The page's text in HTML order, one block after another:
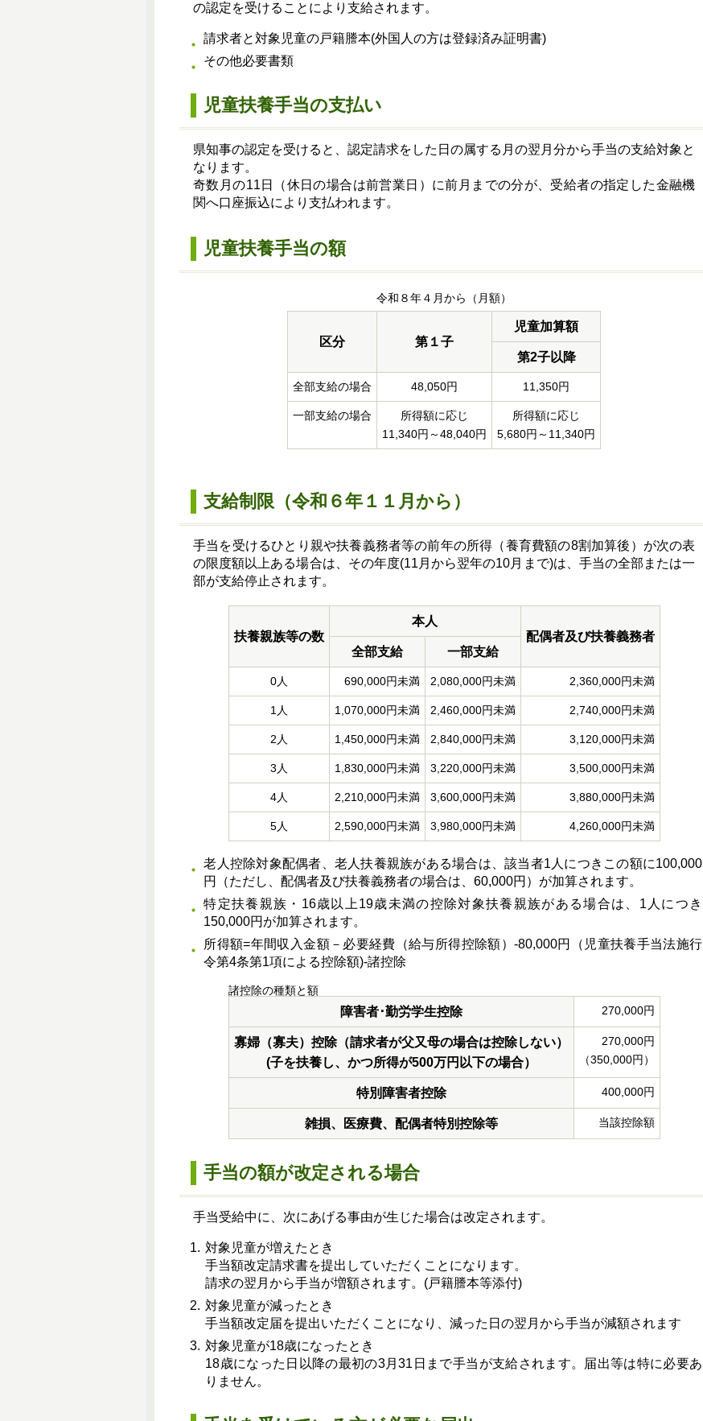
の認定を受けることにより支給されます。
請求者と対象児童の戸籍謄本(外国人の方は登録済み証明書)
その他必要書類
児童扶養手当の支払い
県知事の認定を受けると、認定請求をした日の属する月の翌月分から手当の支給対象と
なります。
奇数月の11日（休日の場合は前営業日）に前月までの分が、受給者の指定した金融機
関へ口座振込により支払われます。
児童扶養手当の額
令和８年４月から（月額）
区分 第１子
児童加算額
第2子以降
全部支給の場合 48,050円 11,350円
一部支給の場合
所得額に応じ
11,340円～48,040円
所得額に応じ
5,680円～11,340円
支給制限（令和６年１１月から）
手当を受けるひとり親や扶養義務者等の前年の所得（養育費額の8割加算後）が次の表
の限度額以上ある場合は、その年度(11月から翌年の10月まで)は、手当の全部または一
部が支給停止されます。
扶養親族等の数
本人
配偶者及び扶養義務者
全部支給
一部支給
0人 690,000円未満 2,080,000円未満 2,360,000円未満
1人 1,070,000円未満 2,460,000円未満 2,740,000円未満
2人 1,450,000円未満 2,840,000円未満 3,120,000円未満
3人 1,830,000円未満 3,220,000円未満 3,500,000円未満
4人 2,210,000円未満 3,600,000円未満 3,880,000円未満
5人 2,590,000円未満 3,980,000円未満 4,260,000円未満
老人控除対象配偶者、老人扶養親族がある場合は、該当者1人につきこの額に100,000
円（ただし、配偶者及び扶養義務者の場合は、60,000円）が加算されます。
特定扶養親族・16歳以上19歳未満の控除対象扶養親族がある場合は、1人につき
150,000円が加算されます。
所得額=年間収入金額－必要経費（給与所得控除額）-80,000円（児童扶養手当法施行
令第4条第1項による控除額)-諸控除
諸控除の種類と額
障害者･勤労学生控除 270,000円
寡婦（寡夫）控除（請求者が父又母の場合は控除しない）
(子を扶養し、かつ所得が500万円以下の場合）
270,000円
（350,000円）
特別障害者控除 400,000円
雑損、医療費、配偶者特別控除等 当該控除額
手当の額が改定される場合
手当受給中に、次にあげる事由が生じた場合は改定されます。
対象児童が増えたとき
手当額改定請求書を提出していただくことになります。
請求の翌月から手当が増額されます。(戸籍謄本等添付)
対象児童が減ったとき
手当額改定届を提出いただくことになり、減った日の翌月から手当が減額されます
対象児童が18歳になったとき
18歳になった日以降の最初の3月31日まで手当が支給されます。届出等は特に必要あ
りません。